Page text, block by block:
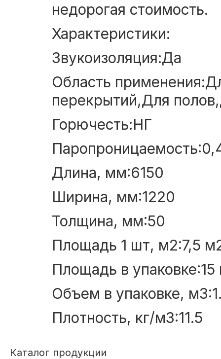
недорогая стоимость.
Характеристики:
Звукоизоляция:Да
Область
перекрытий,Для
Горючесть:НГ
Длина, мм:6150
Ширина, мм:1220
Толщина, мм:50
Площадь 1 шт, м2:7,5
Площадь в
Объем в упаковке,
Плотность, кг/м3:11.5
Каталог продукции